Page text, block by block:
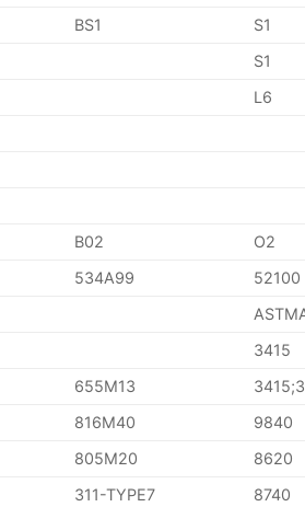
BS1
S1
S1
L6
B02
O2
534A99 52100
3415
655M13
816M40 9840
805M20 8620
311-TYPE7 8740